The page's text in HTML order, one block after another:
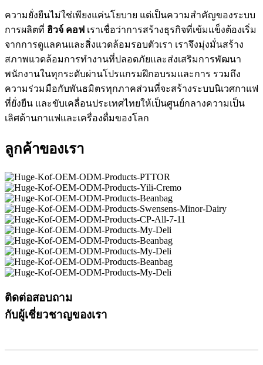
ความยั่งยืนไม่ใช่เพียงแค่นโยบาย แต่เป็นความสำคัญของระบบ
การผลิตที่ ฮิวจ์ คอฟ เราเชื่อว่าการสร้างธุรกิจที่เข้มแข็งต้องเริ่ม
จากการดูแลคนและสิ่งแวดล้อมรอบตัวเรา เราจึงมุ่งมั่นสร้าง
สภาพแวดล้อมการทำงานที่ปลอดภัยและส่งเสริมการพัฒนา
พนักงานในทุกระดับผ่านโปรแกรมฝึกอบรมและการ รวมถึง
ความร่วมมือกับพันธมิตรทุกภาคส่วนที่จะสร้างระบบนิเวศกาแฟ
ที่ยั่งยืน และขับเคลื่อนประเทศไทยให้เป็นศูนย์กลางความเป็น
เลิศด้านกาแฟและเครื่องดื่มของโลก
ลูกค้าของเรา
ติดต่อสอบถาม
กับผู้เชี่ยวชาญของเรา